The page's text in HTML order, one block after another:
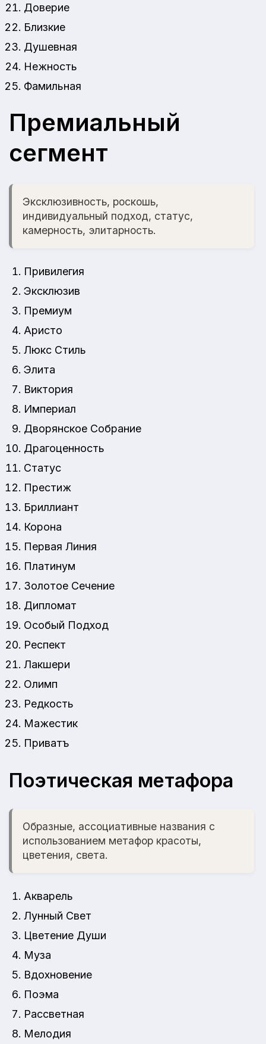
Доверие
Близкие
Душевная
Нежность
Фамильная
Премиальный
сегмент
Эксклюзивность, роскошь,
индивидуальный подход, статус,
камерность, элитарность.
Привилегия
Эксклюзив
Премиум
Аристо
Люкс Стиль
Элита
Виктория
Империал
Дворянское Собрание
Драгоценность
Статус
Престиж
Бриллиант
Корона
Первая Линия
Платинум
Золотое Сечение
Дипломат
Особый Подход
Респект
Лакшери
Олимп
Редкость
Мажестик
Приватъ
Поэтическая метафора
Образные, ассоциативные названия с
использованием метафор красоты,
цветения, света.
Акварель
Лунный Свет
Цветение Души
Муза
Вдохновение
Поэма
Рассветная
Мелодия